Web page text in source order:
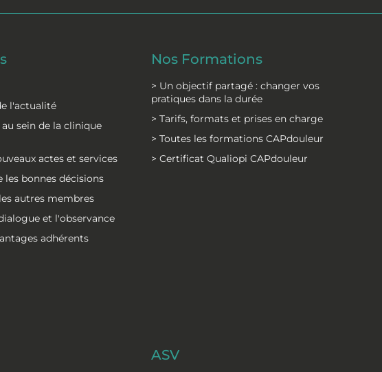
l'actualité
sein de la clinique
actes et services
les bonnes décisions
autres membres
et l'observance
adhérents
Nos Formations
> Un objectif partagé : changer vos
pratiques dans la durée
> Tarifs, formats et prises en charge
> Toutes les formations CAPdouleur
> Certificat Qualiopi CAPdouleur
ASV